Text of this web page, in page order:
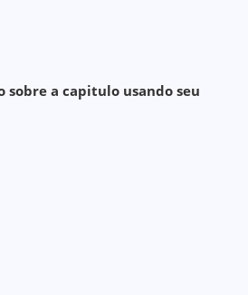
sobre a capitulo usando seu